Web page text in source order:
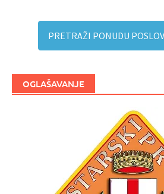
PRETRAŽI PONUDU
OGLAŠAVANJE